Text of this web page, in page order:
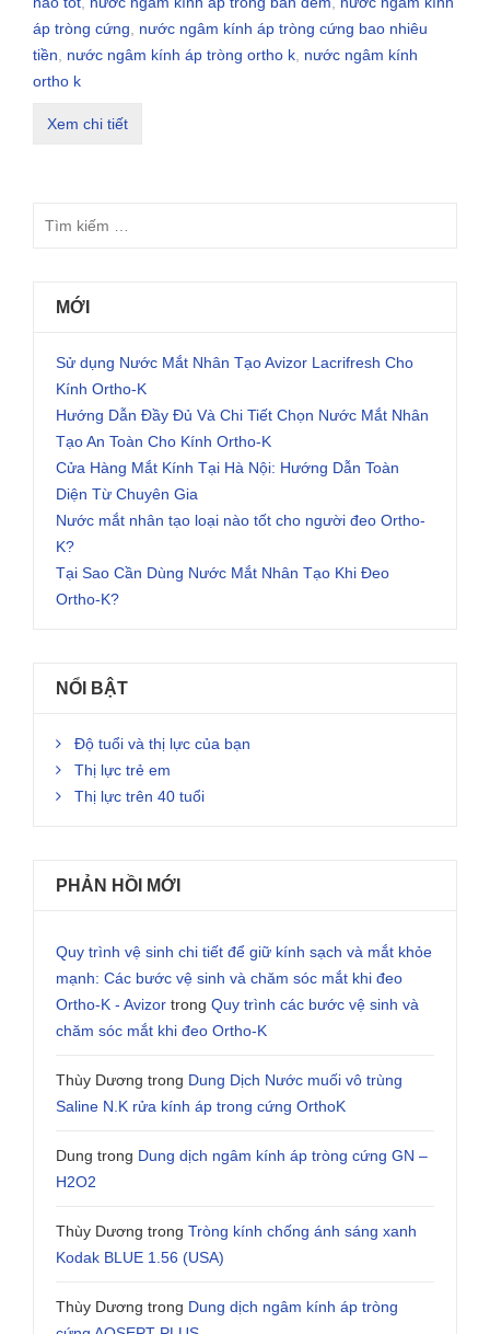
áp tròng cứng
nước ngâm kính áp tròng cứng bao nhiêu
tiền
nước ngâm kính áp tròng ortho k nước ngâm kính
ortho k
Xem chi tiết
MỚI
Sử dụng Nước Mắt Nhân Tạo Avizor Lacrifresh Cho
Kính Ortho-K
Hướng Dẫn Đầy Đủ Và Chi Tiết Chọn Nước Mắt Nhân
Tạo An Toàn Cho Kính Ortho-K
Cửa Hàng Mắt Kính Tại Hà Nội: Hướng Dẫn Toàn
Diện Từ Chuyên Gia
Nước mắt nhân tạo loại nào tốt cho người đeo Ortho-
K?
Tại Sao Cần Dùng Nước Mắt Nhân Tạo Khi Đeo
Ortho-K?
NỔI BẬT
Độ tuổi và thị lực của bạn
Thị lực trẻ em
Thị lực trên 40 tuổi
PHẢN HỒI MỚI
Quy trình vệ sinh chi tiết để giữ kính sạch và mắt khỏe
mạnh: Các bước vệ sinh và chăm sóc mắt khi đeo
Ortho-K - Avizor trong Quy trình các bước vệ sinh và
chăm sóc mắt khi đeo Ortho-K
Thùy Dương trong Dung Dịch Nước muối vô trùng
Saline N.K rửa kính áp trong cứng OrthoK
Dung trong Dung dịch ngâm kính áp tròng cứng GN –
H2O2
Thùy Dương trong Tròng kính chống ánh sáng xanh
Kodak BLUE 1.56 (USA)
Thùy Dương trong Dung dịch ngâm kính áp tròng